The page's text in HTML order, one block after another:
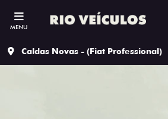
MENU
Caldas Novas - (Fiat Professional)